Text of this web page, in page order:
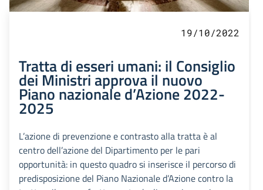
19/10/2022
Tratta di esseri umani: il Consiglio
dei Ministri approva il nuovo
Piano nazionale d’Azione 2022-
2025
L’azione di prevenzione e contrasto alla tratta è al
centro dell’azione del Dipartimento per le pari
opportunità: in questo quadro si inserisce il percorso di
predisposizione del Piano Nazionale d’Azione contro la